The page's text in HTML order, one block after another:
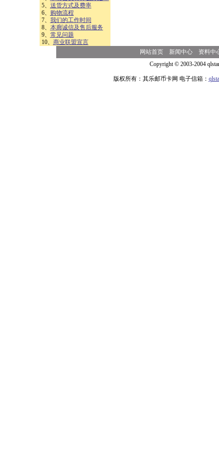
5、 送货方式及费率
6、
购物流程
7、 我们的工作时间
8、 本廊诚信及售后服务
9、 常见问题
10、 商业联盟宣言
网站首页 新闻中心
资料中
Copyright © 2003-2004
版权所有：其乐邮币卡网 电子信箱：